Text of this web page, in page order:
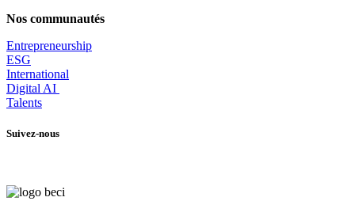
Nos communautés
Entrepreneurship
ESG
International
Digital AI
Talents
Suivez-nous